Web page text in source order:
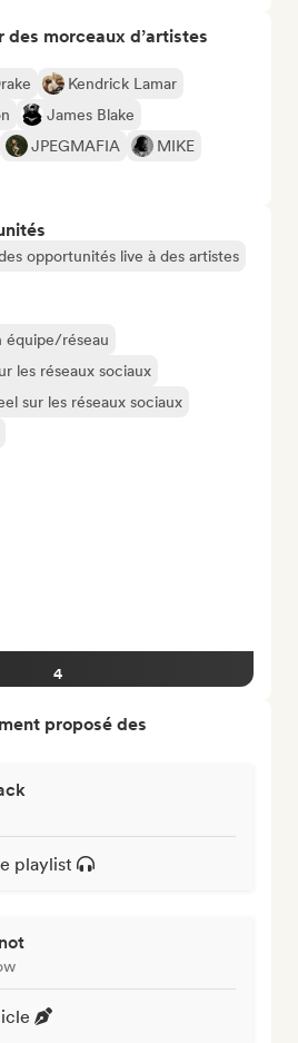
morceaux d’artistes
Kendrick Lamar
James Blake
JPEGMAFIA
MIKE
opportunités live à des artistes
équipe/réseau
les réseaux sociaux
sur les réseaux sociaux
4
proposé des
playlist